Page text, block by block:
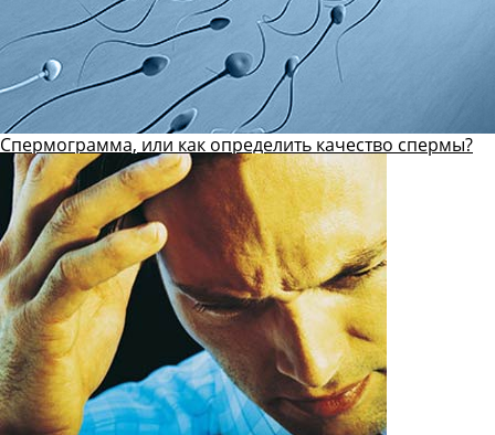
Спермограмма, или как определить качество спермы?